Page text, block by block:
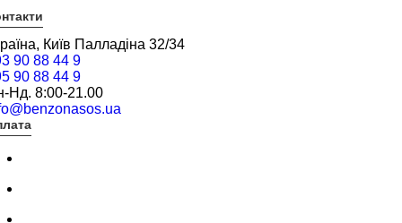
Київ Палладіна 32/34
90 88 44 9
90 88 44 9
Нд. 8:00-21.00